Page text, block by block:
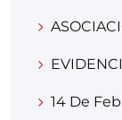
14 De